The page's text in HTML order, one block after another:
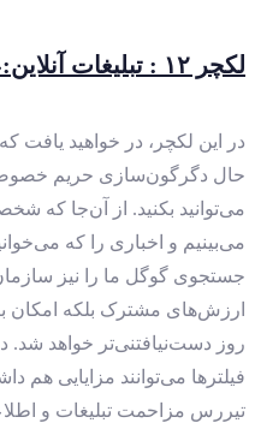
لکچر ۱۲ : تبلیغات آنلاین:«دنبالم بیا»
در این لکچر، در خواهید یافت
حال دگرگون‌سازی حریم
می‌بینیم و اخباری را که
جستجوی گوگل ما را نیز
ارزش‌های مشترک بلکه امکان
روز دست‌نیافتنی‌تر خواهد
فیلترها می‌توانند مزایایی هم
تیررس مزاحمت تبلیغات و